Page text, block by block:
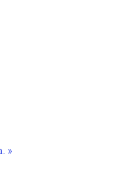
»